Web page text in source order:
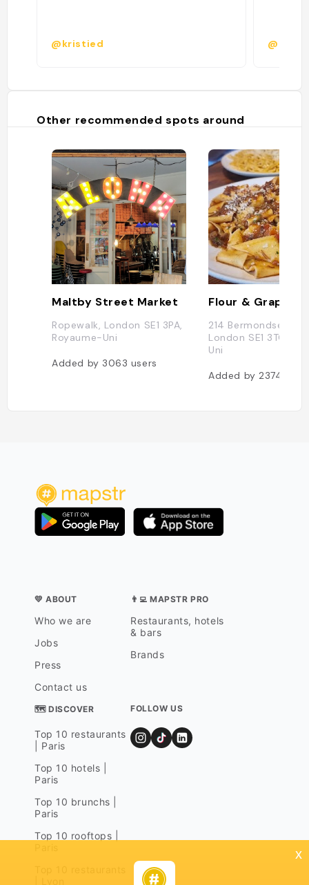
@kristied
Other recommended spots around
Maltby Street Market
Ropewalk, London SE1 3PA,
Royaume-Uni
Added by 3063 users
Flour & Grape
214 Bermondsey St,
London SE1 3TQ,
Uni
Added by 2374
💛 ABOUT
Who we are
Jobs
Press
Contact us
👨‍💻 MAPSTR PRO
Restaurants, hotels
& bars
Brands
🗺 DISCOVER
Top 10 restaurants
| Paris
Top 10 hotels |
Paris
Top 10 brunchs |
Paris
Top 10 rooftops |
FOLLOW US
x